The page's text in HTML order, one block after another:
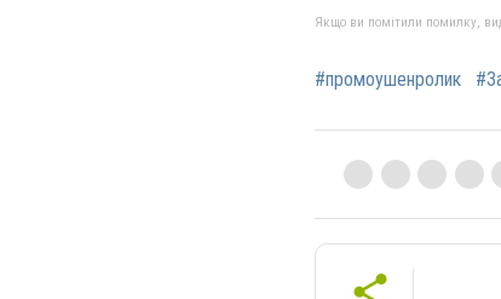
Якщо ви помітили помилку,
#промоушенролик